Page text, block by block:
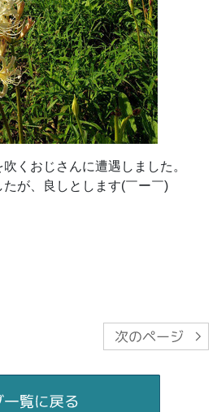
くおじさんに遭遇しました。
が、良しとします(￣ー￣)